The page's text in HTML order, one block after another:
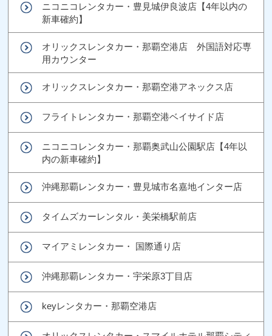
ニコニコレンタカー・豊見城伊良波店【4年以内の
新車確約】
オリックスレンタカー・那覇空港店 外国語対応専
用カウンター
オリックスレンタカー・那覇空港アネックス店
フライトレンタカー・那覇空港ベイサイド店
ニコニコレンタカー・那覇奥武山公園駅店【4年以
内の新車確約】
沖縄那覇レンタカー・豊見城市名嘉地インター店
タイムズカーレンタル・美栄橋駅前店
マイアミレンタカー・ 国際通り店
沖縄那覇レンタカー・宇栄原3丁目店
keyレンタカー・那覇空港店